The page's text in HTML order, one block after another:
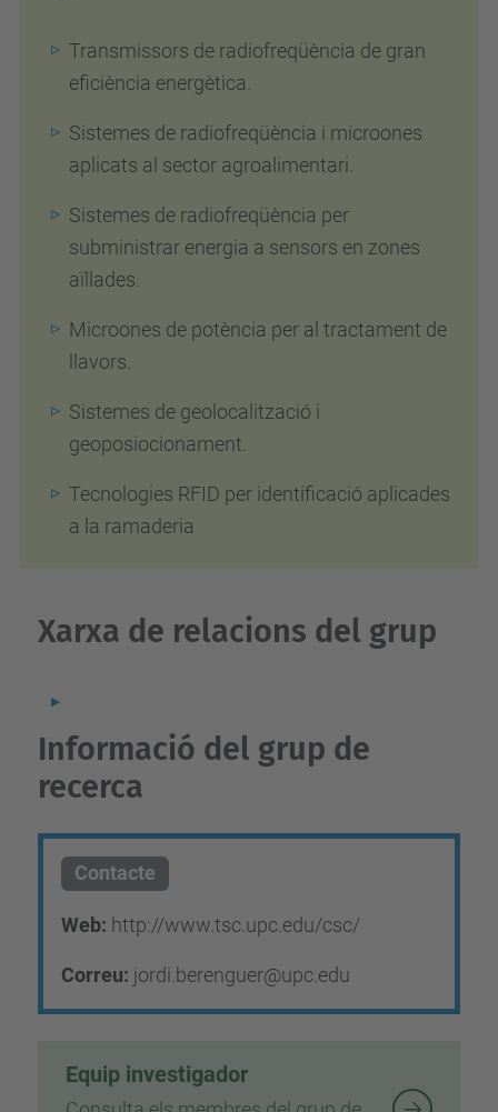
Transmissors de radiofreqüència de gran
eficiència energètica.
Sistemes de radiofreqüència i microones
aplicats al sector agroalimentari.
Sistemes de radiofreqüència per
subministrar energia a sensors en zones
aïllades.
Microones de potència per al tractament de
llavors.
Sistemes de geolocalització i
geoposiocionament.
Tecnologies RFID per identificació aplicades
a la ramaderia
Xarxa de relacions del grup
Informació del grup de
recerca
Contacte
Web: http://www.tsc.upc.edu/csc/
Correu: jordi.berenguer@upc.edu
Equip investigador